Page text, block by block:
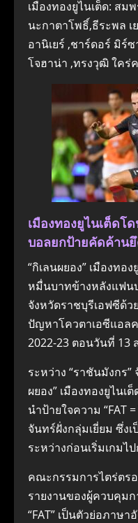
เมืองทองยูไนเต็ด: สม
นะกาตาโพธิ์,ธีระพล เ
อานิเยร์ ,ชาร์ดอร์ มิร์
โจฮาน่า ,ทรงวุฒิ ใคร่
เมืองทองยูไนเต็ด
บอลยกป้ายคัดค้าน
“กิเลนผยอง” เมืองทอ
หมื่นบาทข้างหลังแฟน
จังหวัดราชบุรีเอฟซีด้
ปัญหาโควตาเอซีแอล
2022-23 ตอนวันที่ 13
ระหว่าง “ราชันมังกร”
ผยอง” เมืองทองยูไนเ
นำป้ายใจความ “FAT
จันทร์ฝั่งกลุ่มเยี่ยม ซึ่ง
ระหว่างก่อนเริ่มเกมไ
คณะกรรมการไตร่ตร
รายงานของผู้ควบคุม
“FAT” เป็นตัวย่อภาษ